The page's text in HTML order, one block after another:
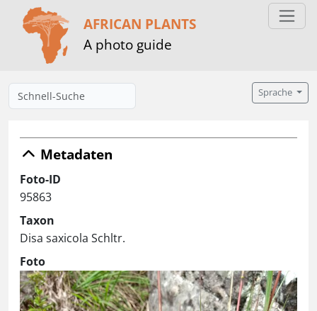
AFRICAN PLANTS
A photo guide
Sprache
Metadaten
Foto-ID
95863
Taxon
Disa saxicola Schltr.
Foto